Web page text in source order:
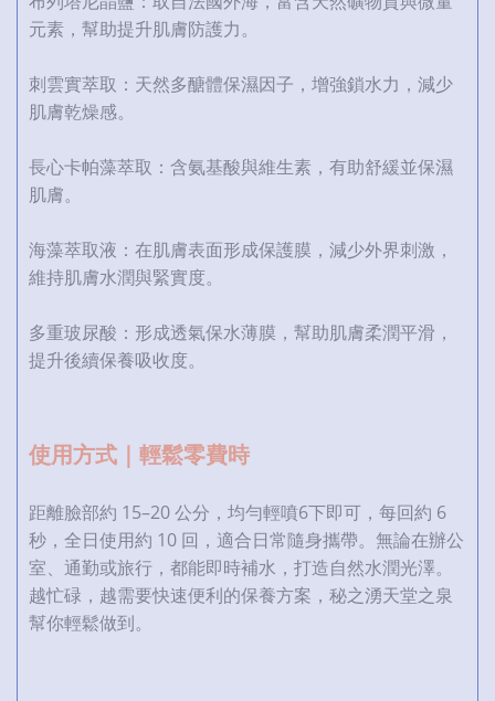
元素，幫助提升肌膚防護力。
刺雲實萃取：天然多醣體保濕因子，增強鎖水力，減少
肌膚乾燥感。
長心卡帕藻萃取：含氨基酸與維生素，有助舒緩並保濕
肌膚。
海藻萃取液：在肌膚表面形成保護膜，減少外界刺激，
維持肌膚水潤與緊實度。
多重玻尿酸：形成透氣保水薄膜，幫助肌膚柔潤平滑，
提升後續保養吸收度。
使用方式｜輕鬆零費時
距離臉部約 15–20 公分，均勻輕噴6下即可，每回約 6
秒，全日使用約 10 回，適合日常隨身攜帶。無論在辦公
室、通勤或旅行，都能即時補水，打造自然水潤光澤。
越忙碌，越需要快速便利的保養方案，秘之湧天堂之泉
幫你輕鬆做到。